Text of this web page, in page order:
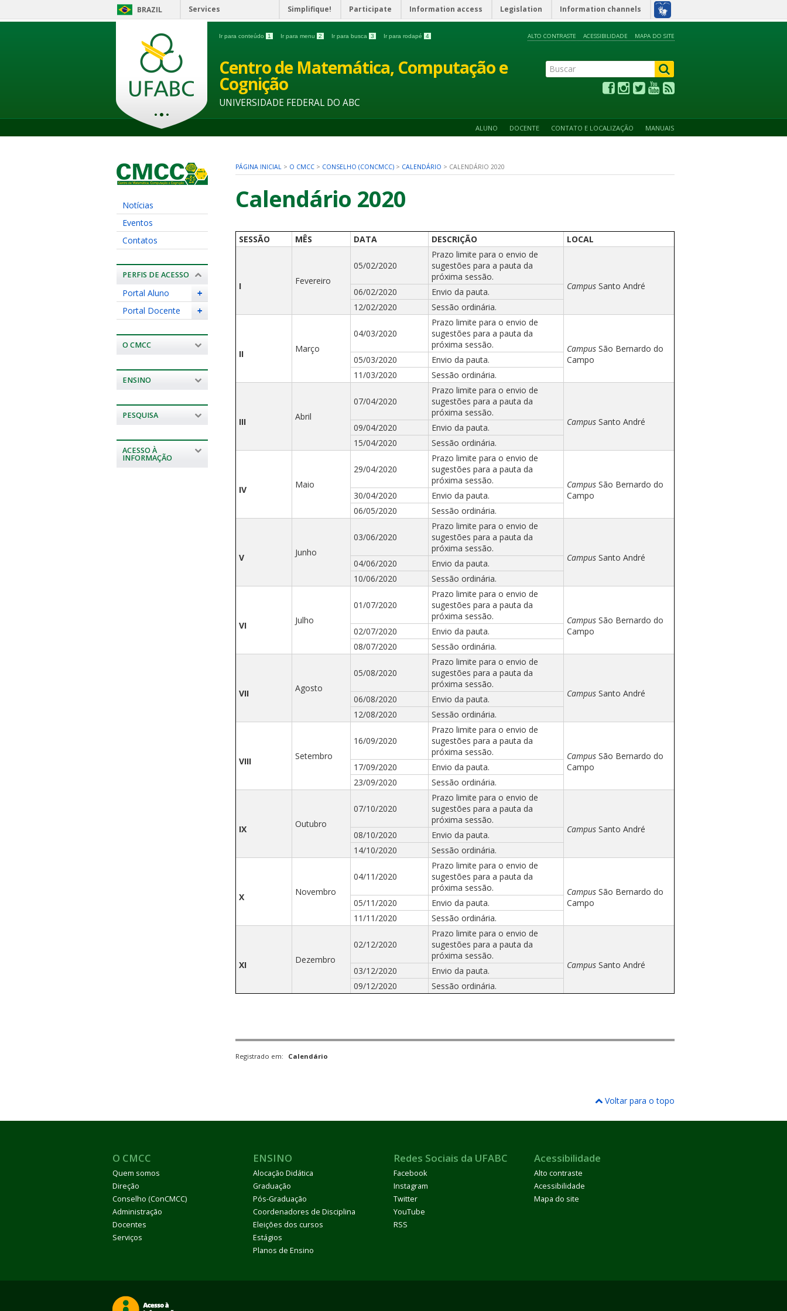
BRAZIL Services Simplifique! Participate Information access Legislation Information channels
Ir para conteúdo 1 Ir para menu 2 Ir para busca 3 Ir para rodapé 4 ALTO CONTRASTE ACESSIBILIDADE MAPA DO SITE
Centro de Matemática, Computação e
Cognição
UNIVERSIDADE FEDERAL DO ABC
ALUNO DOCENTE CONTATO E LOCALIZAÇÃO MANUAIS
Notícias
Eventos
Contatos
PERFIS DE ACESSO
+
Portal Aluno
+
Portal Docente
O CMCC
ENSINO
PESQUISA
ACESSO À
INFORMAÇÃO
PÁGINA INICIAL > O CMCC > CONSELHO (CONCMCC) > CALENDÁRIO > CALENDÁRIO 2020
Calendário 2020
SESSÃO MÊS DATA DESCRIÇÃO LOCAL
I Fevereiro
05/02/2020
Prazo limite para o envio de
sugestões para a pauta da
próxima sessão.
Campus Santo André
06/02/2020
Envio da pauta.
12/02/2020
Sessão ordinária.
II Março
04/03/2020
Prazo limite para o envio de
sugestões para a pauta da
próxima sessão.
Campus São Bernardo do
Campo
05/03/2020
Envio da pauta.
11/03/2020
Sessão ordinária.
III Abril
07/04/2020
Prazo limite para o envio de
sugestões para a pauta da
próxima sessão.
Campus Santo André
09/04/2020
Envio da pauta.
15/04/2020
Sessão ordinária.
IV Maio
29/04/2020
Prazo limite para o envio de
sugestões para a pauta da
próxima sessão.
Campus São Bernardo do
Campo
30/04/2020
Envio da pauta.
06/05/2020
Sessão ordinária.
V Junho
03/06/2020
Prazo limite para o envio de
sugestões para a pauta da
próxima sessão.
Campus Santo André
04/06/2020
Envio da pauta.
10/06/2020
Sessão ordinária.
VI Julho
01/07/2020
Prazo limite para o envio de
sugestões para a pauta da
próxima sessão.
Campus São Bernardo do
Campo
02/07/2020
Envio da pauta.
08/07/2020
Sessão ordinária.
VII Agosto
05/08/2020
Prazo limite para o envio de
sugestões para a pauta da
próxima sessão.
Campus Santo André
06/08/2020
Envio da pauta.
12/08/2020
Sessão ordinária.
VIII Setembro
16/09/2020
Prazo limite para o envio de
sugestões para a pauta da
próxima sessão.
Campus São Bernardo do
Campo
17/09/2020
Envio da pauta.
23/09/2020
Sessão ordinária.
IX Outubro
07/10/2020
Prazo limite para o envio de
sugestões para a pauta da
próxima sessão.
Campus Santo André
08/10/2020
Envio da pauta.
14/10/2020
Sessão ordinária.
X Novembro
04/11/2020
Prazo limite para o envio de
sugestões para a pauta da
próxima sessão.
Campus São Bernardo do
Campo
05/11/2020
Envio da pauta.
11/11/2020
Sessão ordinária.
XI Dezembro
02/12/2020
Prazo limite para o envio de
sugestões para a pauta da
próxima sessão.
Campus Santo André
03/12/2020
Envio da pauta.
09/12/2020
Sessão ordinária.
Registrado em: Calendário
Voltar para o topo
O CMCC
Quem somos
Direção
Conselho (ConCMCC)
Administração
Docentes
Serviços
ENSINO
Alocação Didática
Graduação
Pós-Graduação
Coordenadores de Disciplina
Eleições dos cursos
Estágios
Planos de Ensino
Redes Sociais da UFABC
Facebook
Instagram
Twitter
YouTube
RSS
Acessibilidade
Alto contraste
Acessibilidade
Mapa do site